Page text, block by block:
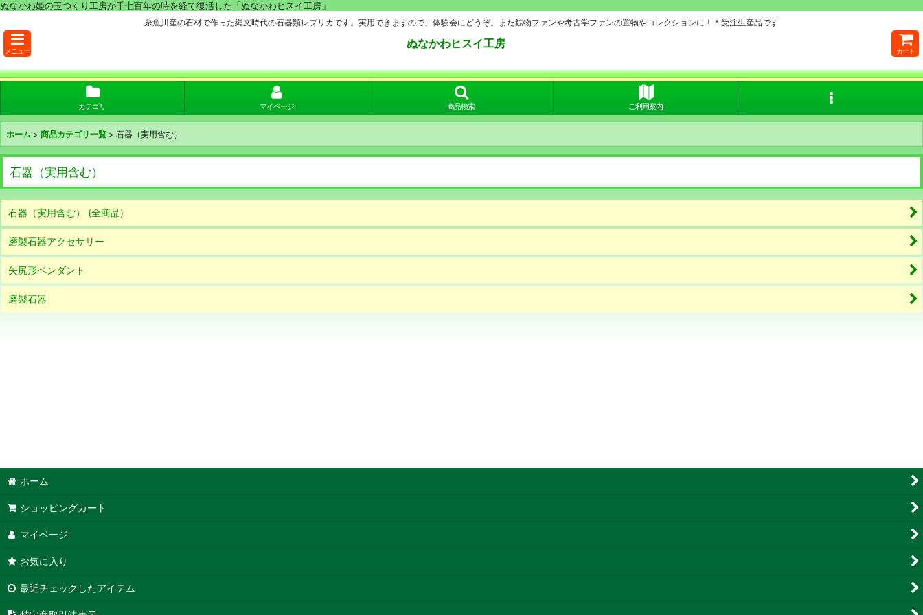
ぬなかわ姫の玉つくり工房が千七百年の時を経て復活した「ぬなかわヒスイ工房」
糸魚川産の石材で作った縄文時代の石器類レプリカです。実用できますので、体験会にどうぞ。また鉱物ファンや考古学ファンの置物やコレクションに！＊受注生産品です
メニュー
ぬなかわヒスイ工房
カート
カテゴリ マイページ 商品検索 ご利用案内
ホーム > 商品カテゴリ一覧 > 石器（実用含む）
石器（実用含む）
石器（実用含む） (全商品)
磨製石器アクセサリー
矢尻形ペンダント
磨製石器
ホーム
ショッピングカート
マイページ
お気に入り
最近チェックしたアイテム